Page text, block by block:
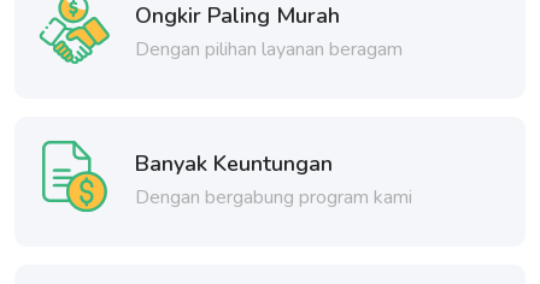
Ongkir Paling Murah
Dengan pilihan layanan beragam
Banyak Keuntungan
Dengan bergabung program kami